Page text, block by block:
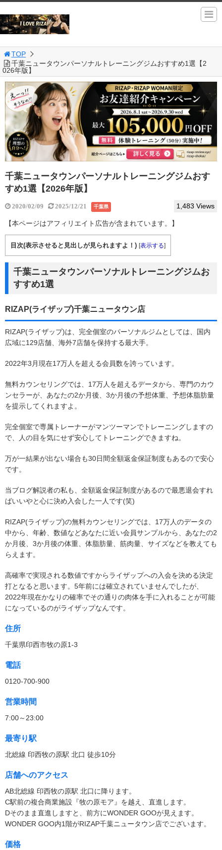
TOP
千葉ニュータウンパーソナルトレーニングジムおすすめ1選【2
026年版】
千葉ニュータウンパーソナルトレーニングジムおす
すめ1選【2026年版】
2020/02/09 2025/12/21 千葉県 1,483 Views
【本ページはアフィリエイト広告が含まれています。】
目次(表示させると見出しが見られますよ！) [表示する]
千葉ニュータウンパーソナルトレーニングジムお
すすめ1選
RIZAP(ライザップ)千葉ニュータウン店
RIZAP(ライザップ)は、完全個室のパーソナルジムとしては、国内
広域に129店舗、海外7店舗を保持する最大手。
2022年3月現在17万人を超える会員数を誇っています。
無料カウンセリングでは、17万人を超えるデータから、専門のカウ
ンセラーが、あなたの2か月後、3か月後の予想体重、予想体脂肪量
を提示してくれますよ。
完全個室で専属トレーナーがマンツーマンでトレーニングしますの
で、人の目を気にせず安心してトレーニングできますね。
万が一結果が出ない場合も30日間全額返金保証制度もあるので安心
です。
当ブログ解説者の私も、全額返金保証制度があるので最悪退会すれ
ばいいやと心に決め入会した一人です(笑)
RIZAP(ライザップ)の無料カウンセリングでは、17万人のデータの
中から、年齢、数値などあなたに近い会員サンプルから、あなたの2
か月後、3か月後の体重、体脂肪量、筋肉量、サイズなどを教えても
らえます。
高確率で実現される数値ですからライザップへの入会を決める決定
打となると思います。5年前には確立されていませんでしたが、
2022年現在かなりの確率でその通りの肉体を手に入れることが可能
になっているのがライザップなんです。
住所
千葉県印西市牧の原1-3
電話
0120-700-900
営業時間
7:00～23:00
最寄り駅
北総線 印西牧の原駅 北口 徒歩10分
店舗へのアクセス
AB北総線 印西牧の原駅 北口に降ります。
C駅前の複合商業施設『牧の原モア』を越え、直進します。
Dそのまま直進しますと、前方にWONDER GOOが見えます。
WONDER GOO内1階がRIZAP千葉ニュータウン店でございます。
価格